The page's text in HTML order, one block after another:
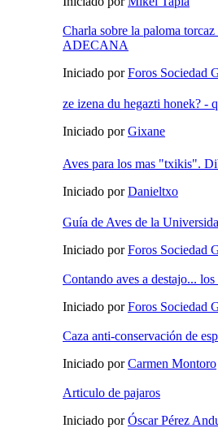
Charla sobre la paloma
ADECANA
Iniciado porForos Sociedad
ze izena du hegazti honek? -
Iniciado porGixane
Aves para los mas "txikis".
Iniciado porDanieltxo
Guía de Aves de la
Iniciado porForos Sociedad
Contando aves a destajo...
Iniciado porForos Sociedad
Caza anti-conservación de
Iniciado porCarmen Montoro
Articulo de pajaros
Iniciado porÓscar Pérez